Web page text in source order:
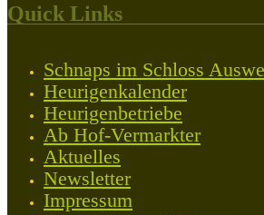
Quick Links
Schnaps im Schloss
Heurigenkalender
Heurigenbetriebe
Ab Hof-Vermarkter
Aktuelles
Newsletter
Impressum